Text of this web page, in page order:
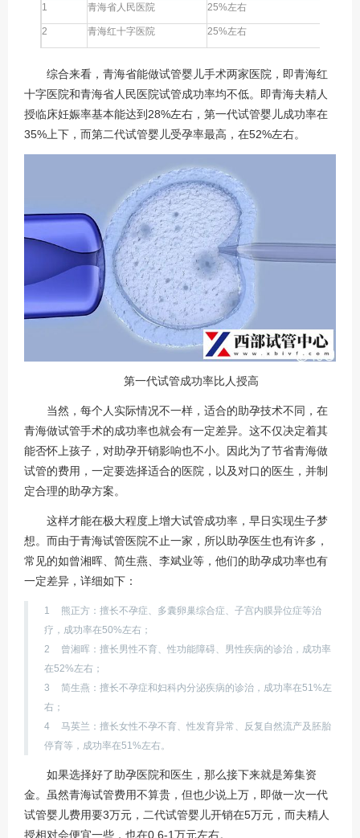
1 青海省人民医院 25%左右
2 青海红十字医院 25%左右
综合来看，青海省能做试管婴儿手术两家医院，即青海红
十字医院和青海省人民医院试管成功率均不低。即青海夫精人
授临床妊娠率基本能达到28%左右，第一代试管婴儿成功率在
35%上下，而第二代试管婴儿受孕率最高，在52%左右。
第一代试管成功率比人授高
当然，每个人实际情况不一样，适合的助孕技术不同，在
青海做试管手术的成功率也就会有一定差异。这不仅决定着其
能否怀上孩子，对助孕开销影响也不小。因此为了节省青海做
试管的费用，一定要选择适合的医院，以及对口的医生，并制
定合理的助孕方案。
这样才能在极大程度上增大试管成功率，早日实现生子梦
想。而由于青海试管医院不止一家，所以助孕医生也有许多，
常见的如曾湘晖、简生燕、李斌业等，他们的助孕成功率也有
一定差异，详细如下：
1
熊正方：擅长不孕症、多囊卵巢综合症、子宫内膜异位症等治
疗，成功率在50%左右；
2
曾湘晖：擅长男性不育、性功能障碍、男性疾病的诊治，成功率
在52%左右；
3
简生燕：擅长不孕症和妇科内分泌疾病的诊治，成功率在51%左
右；
4
马英兰：擅长女性不孕不育、性发育异常、反复自然流产及胚胎
停育等，成功率在51%左右。
如果选择好了助孕医院和医生，那么接下来就是筹集资
金。虽然青海试管费用不算贵，但也少说上万，即做一次一代
试管婴儿费用要3万元，二代试管婴儿开销在5万元，而夫精人
授相对会便宜一些，也在0.6-1万元左右。